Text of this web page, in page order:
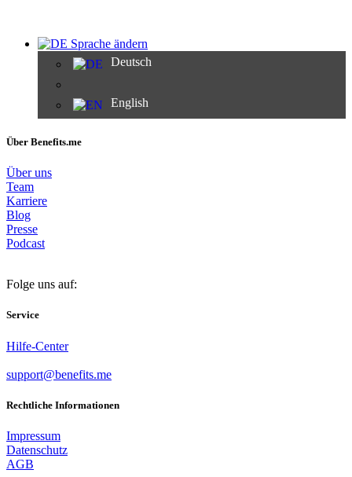
Sprache ändern
Deutsch
English
Über Benefits.me
Über uns
Team
Karriere
Blog
Presse
Podcast
Folge uns auf:
Service
Hilfe-Center
support@benefits.me
Rechtliche Informationen
Impressum
Datenschutz
AGB